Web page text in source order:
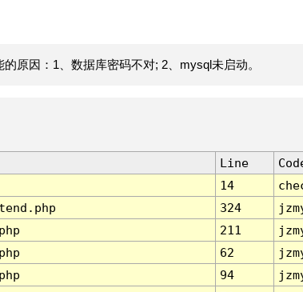
原因：1、数据库密码不对; 2、mysql未启动。
Line
14
324
211
62
94